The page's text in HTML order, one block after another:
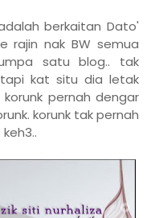
berkaitan Dato'
rajin nak BW semua
satu blog.. tak
kat situ dia letak
pernah dengar
korunk tak pernah